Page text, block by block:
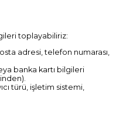
toplayabiliriz:
adresi, telefon numarası,
banka kartı bilgileri
türü, işletim sistemi,